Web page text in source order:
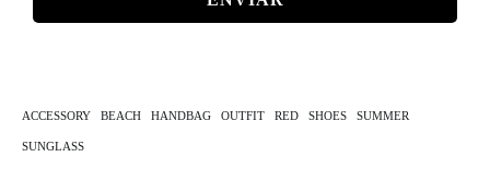
ACCESSORY BEACH HANDBAG OUTFIT RED SHOES SUMMER
SUNGLASS